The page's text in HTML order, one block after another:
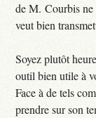
de M. Courbis
veut bien
Soyez plutôt
outil bien utile à
Face à de tels
prendre sur son